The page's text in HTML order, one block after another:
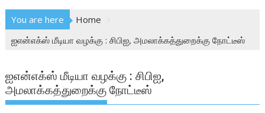
You are here
Home
ஐஎன்எக்ஸ் மீடியா வழக்கு : சிபிஐ, அமலாக்கத்துறைக்கு நோட்டீஸ்
ஐஎன்எக்ஸ் மீடியா வழக்கு : சிபிஐ,
அமலாக்கத்துறைக்கு நோட்டீஸ்